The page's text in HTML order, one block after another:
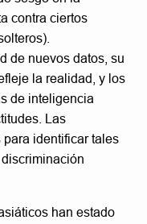
contra ciertos
de nuevos datos, su
la realidad, y los
de inteligencia
Las
identificar tales
han estado